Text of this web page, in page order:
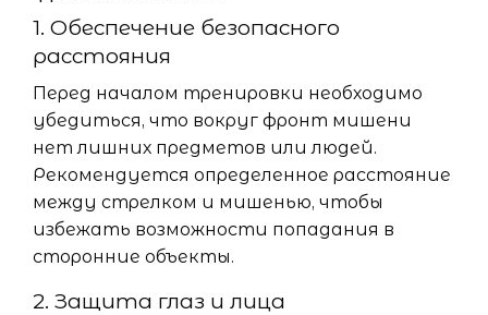
1. Обеспечение безопасного
расстояния
Перед началом тренировки необходимо
убедиться, что вокруг фронт мишени
нет лишних предметов или людей.
Рекомендуется определенное расстояние
между стрелком и мишенью, чтобы
избежать возможности попадания в
сторонние объекты.
2. Защита глаз и лица